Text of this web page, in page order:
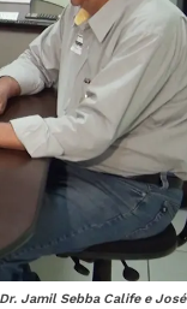
Jamil Sebba Calife e José